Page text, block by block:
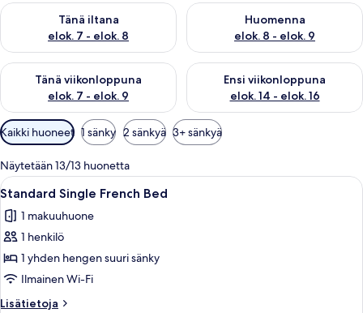
Tänä iltana
elok. 7 - elok. 8
Tarkista tämän illan saatavuus elok. 7 - elok. 8
Huomenna
elok. 8 - elok. 9
Tarkista huomisen saatavuus
Tänä viikonloppuna
elok. 7 - elok. 9
Tarkista tämän viikonlopun saatavuus elok. 7 - elok. 9
Ensi viikonloppuna
elok. 14 - elok. 16
Tarkista ensi viikonlopun
Huoneille
saatavilla
olevia
suodattimia
Kaikki huoneet 1 sänky 2 sänkyä 3+ sänkyä
Näytetään 13/13 huonetta
Avaa
kaikki
huonetyypin
Standard
Single
French
Bed
Hotellihuone, jossa on sänky,
6
Standard Single French Bed
1 makuuhuone
1 henkilö
1 yhden hengen suuri sänky
Ilmainen Wi-Fi
Lisätietoja
Lisätietoja